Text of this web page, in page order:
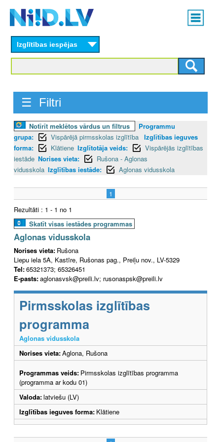
content
Main
menu
Izglītības iespējas
☰ Filtri
Notīrīt meklētos vārdus un filtrus
Programmu
grupa:
Vispārējā pirmsskolas izglītība Izglītības ieguves
forma:
Klātiene Izglītotāja veids:
Vispārējās izglītības
iestāde Norises vieta:
Rušona - Aglonas
vidusskola Izglītības iestāde: Aglonas vidusskola
1
Rezultāti : 1 - 1 no 1
Skatīt visas iestādes programmas
Aglonas vidusskola
Norises vieta: Rušona
Liepu iela 5A, Kastīre, Rušonas pag., Preiļu nov., LV-5329
Tel:65321373; 65326451
E-pasts:aglonasvsk@preili.lv; rusonaspsk@preili.lv
Pirmsskolas izglītības
programma
Aglonas vidusskola
Norises vieta:Aglona, Rušona
Programmas veids: Pirmsskolas izglītības programma
(programma ar kodu 01)
Valoda:latviešu (LV)
Izglītības ieguves forma: Klātiene